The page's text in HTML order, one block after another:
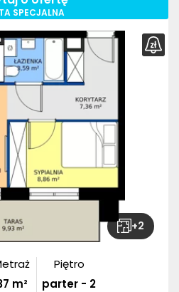
SPECJALNA
+2
m²
Piętro
parter - 2